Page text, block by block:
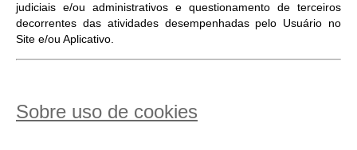
judiciais e/ou administrativos e questionamento de terceiros
decorrentes das atividades desempenhadas pelo Usuário no
Site e/ou Aplicativo.
Sobre uso de cookies